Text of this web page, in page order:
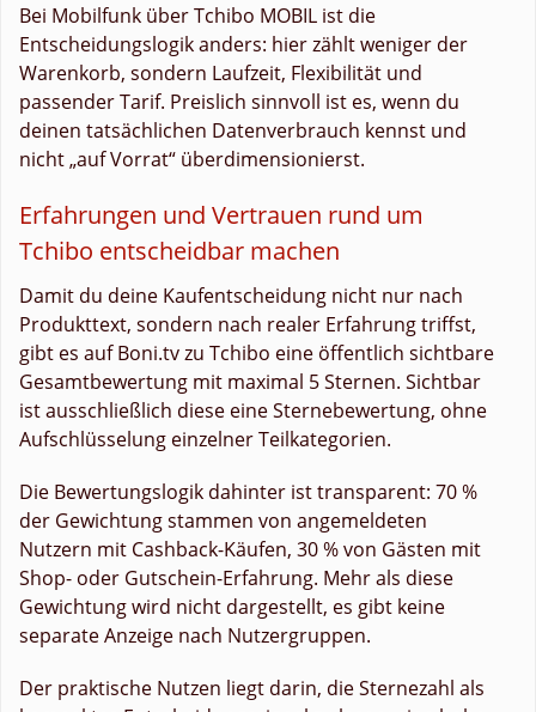
Bei Mobilfunk über Tchibo MOBIL ist die
Entscheidungslogik anders: hier zählt weniger der
Warenkorb, sondern Laufzeit, Flexibilität und
passender Tarif. Preislich sinnvoll ist es, wenn du
deinen tatsächlichen Datenverbrauch kennst und
nicht „auf Vorrat“ überdimensionierst.
Erfahrungen und Vertrauen rund um
Tchibo entscheidbar machen
Damit du deine Kaufentscheidung nicht nur nach
Produkttext, sondern nach realer Erfahrung triffst,
gibt es auf Boni.tv zu Tchibo eine öffentlich sichtbare
Gesamtbewertung mit maximal 5 Sternen. Sichtbar
ist ausschließlich diese eine Sternebewertung, ohne
Aufschlüsselung einzelner Teilkategorien.
Die Bewertungslogik dahinter ist transparent: 70 %
der Gewichtung stammen von angemeldeten
Nutzern mit Cashback-Käufen, 30 % von Gästen mit
Shop- oder Gutschein-Erfahrung. Mehr als diese
Gewichtung wird nicht dargestellt, es gibt keine
separate Anzeige nach Nutzergruppen.
Der praktische Nutzen liegt darin, die Sternezahl als